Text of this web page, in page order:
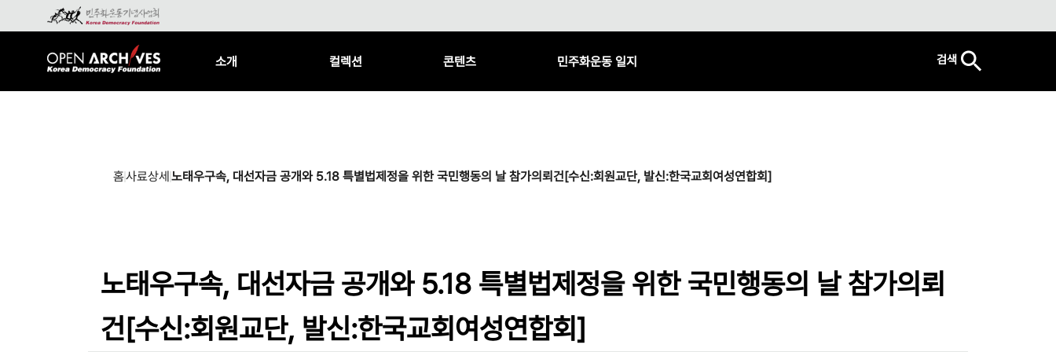
소개 컬렉션 콘텐츠 민주화운동 일지 검색
홈사료상세노태우구속, 대선자금 공개와 5.18 특별법제정을 위한 국민행동의 날 참가의뢰건[수신:회원교단, 발신:한국교회여성연합회]
노태우구속, 대선자금 공개와 5.18 특별법제정을 위한 국민행동의 날 참가의뢰
건[수신:회원교단, 발신:한국교회여성연합회]